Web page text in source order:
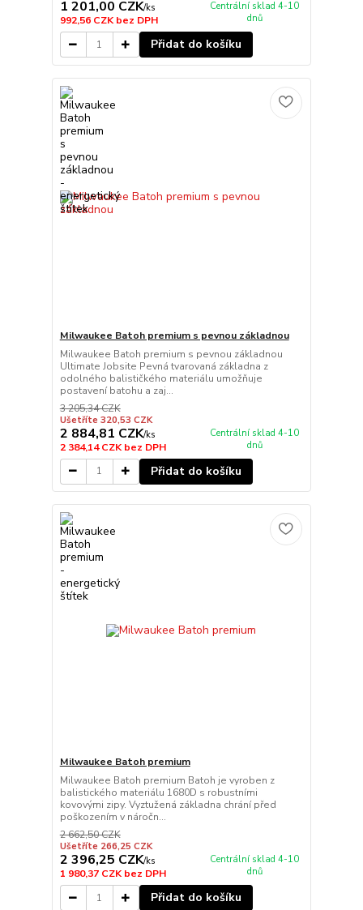
1 201,00 CZK/ks
992,56 CZKbez DPH
Centrální sklad 4-10
dnů
Přidat do košíku
Milwaukee Batoh premium s pevnou základnou
Milwaukee Batoh premium s pevnou základnou
Ultimate Jobsite Pevná tvarovaná základna z
odolného balističkého materiálu umožňuje
postavení batohu a zaj...
3 205,34 CZK
Ušetříte 320,53 CZK
2 884,81 CZK/ks
2 384,14 CZKbez DPH
Centrální sklad 4-10
dnů
Přidat do košíku
Milwaukee Batoh premium
Milwaukee Batoh premium Batoh je vyroben z
balistického materiálu 1680D s robustními
kovovými zipy. Vyztužená základna chrání před
poškozením v náročn...
2 662,50 CZK
Ušetříte 266,25 CZK
2 396,25 CZK/ks
1 980,37 CZKbez DPH
Centrální sklad 4-10
dnů
Přidat do košíku